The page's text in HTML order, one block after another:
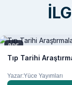
PDF
Tıp Tarihi
Yazar:Yüce Yayımları